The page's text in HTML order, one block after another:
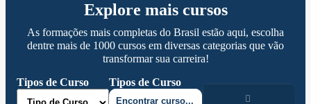
Explore mais cursos
As formações mais completas do Brasil estão aqui, escolha
dentre mais de 1000 cursos em diversas categorias que vão
transformar sua carreira!
Tipos de Curso
Tipos de Curso